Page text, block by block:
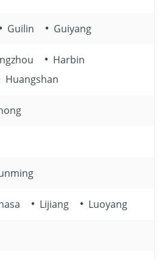
Guilin Guiyang
Harbin
Huangshan
Lijiang Luoyang